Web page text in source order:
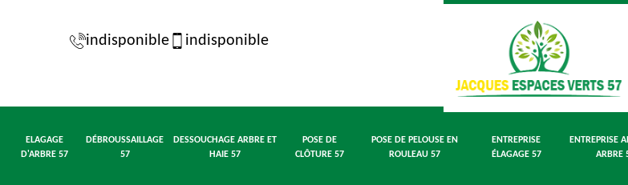
indisponible indisponible
ELAGAGE
D'ARBRE 57
DÉBROUSSAILLAGE
57
DESSOUCHAGE ARBRE ET
HAIE 57
POSE DE
CLÔTURE 57
POSE DE PELOUSE EN
ROULEAU 57
ENTREPRISE
ÉLAGAGE 57
ENTREPRISE
ARBRE